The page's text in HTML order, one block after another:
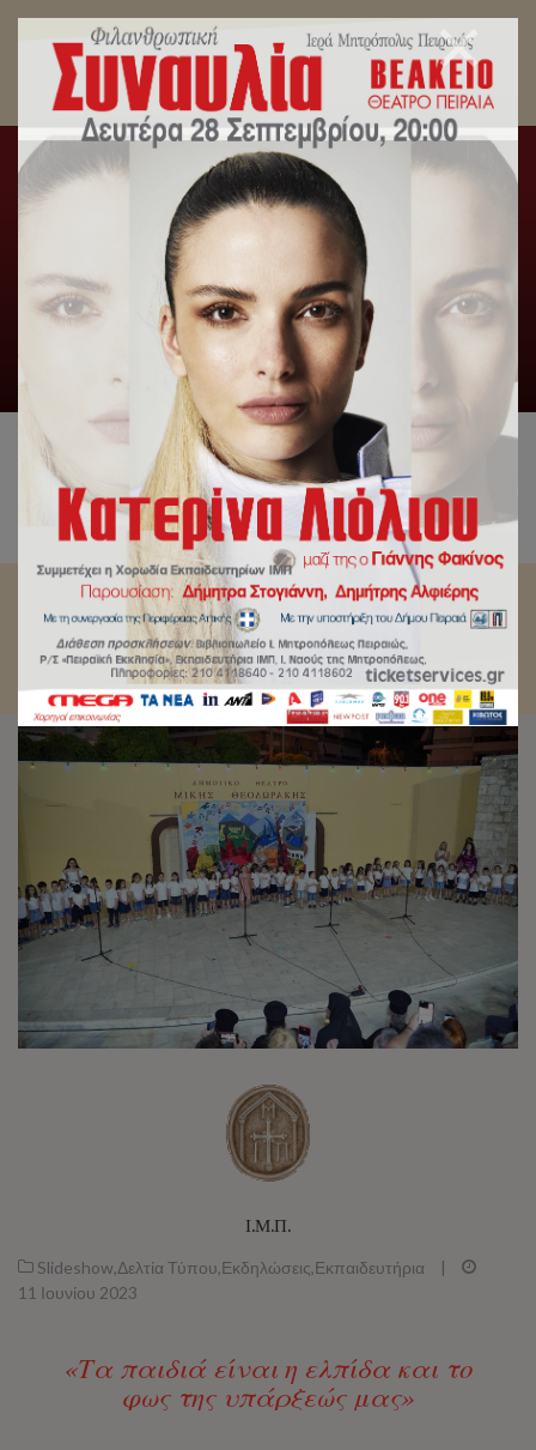
Ελπίδα και χαμόγελα πρόσφεραν τα παιδιά του
Παιδικού Σταθμού και του Νηπιαγωγείου της
Ι.Μητροπόλεως Πειραιώς στην εκδήλωση για
την λήξη της σχολικής χρονιάς.
Αρχική Slideshow,Δελτία Τύπου, Εκδηλώσεις
Εκπαιδευτήρια
/
Ελπίδα και χαμόγελα πρόσφεραν τα παιδιά
του Παιδικού Σταθμού και του Νηπιαγωγείου της
Ι.Μητροπόλεως Πειραιώς στην εκδήλωση για την λήξη της
σχολικής χρονιάς.
Ι.Μ.Π.
Slideshow,Δελτία Τύπου,Εκδηλώσεις,Εκπαιδευτήρια
|
11 Ιουνίου 2023
«Τα παιδιά είναι η ελπίδα και το
φως της υπάρξεώς μας»